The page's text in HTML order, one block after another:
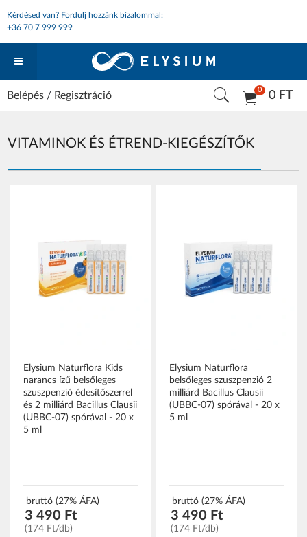
Kérdésed van? Fordulj hozzánk bizalommal:
+36 70 7 999 999
0 0 FT
Belépés / Regisztráció
VITAMINOK ÉS ÉTREND-KIEGÉSZÍTŐK
Elysium Naturflora Kids
narancs ízű belsőleges
szuszpenzió édesítőszerrel
és 2 milliárd Bacillus Clausii
(UBBC-07) spórával - 20 x
5 ml
bruttó (27% ÁFA)
3 490 Ft
(174 Ft/db)
Elysium Naturflora
belsőleges szuszpenzió 2
milliárd Bacillus Clausii
(UBBC-07) spórával - 20 x
5 ml
bruttó (27% ÁFA)
3 490 Ft
(174 Ft/db)